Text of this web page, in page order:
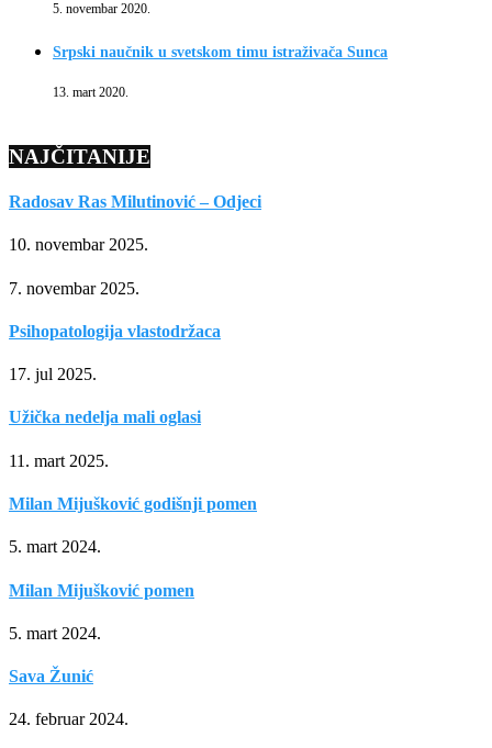
5. novembar 2020.
Srpski naučnik u svetskom timu istraživača Sunca
13. mart 2020.
NAJČITANIJE
Radosav Ras Milutinović – Odjeci
10. novembar 2025.
7. novembar 2025.
Psihopatologija vlastodržaca
17. jul 2025.
Užička nedelja mali oglasi
11. mart 2025.
Milan Mijušković godišnji pomen
5. mart 2024.
Milan Mijušković pomen
5. mart 2024.
Sava Žunić
24. februar 2024.